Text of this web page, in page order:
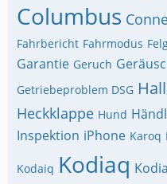
Columbus
Fahrbericht Fahrmodus
Garantie Geruch
Getriebeproblem DSG
Heckklappe Hund
Inspektion iPhone Karoq
Kodaiq Kodiaq